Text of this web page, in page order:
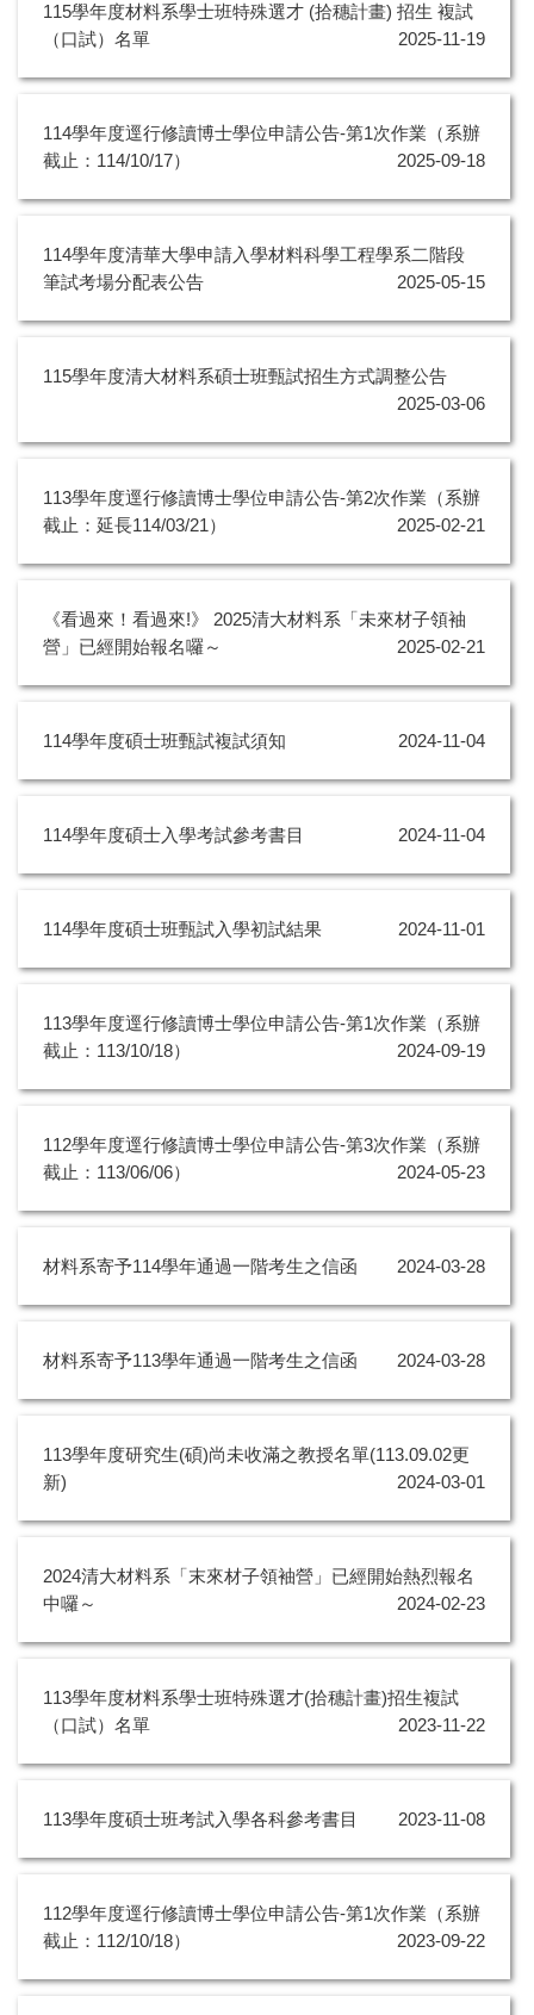
115學年度材料系學士班特殊選才 (拾穗計畫) 招生 複試
（口試）名單
2025-11-19
114學年度逕行修讀博士學位申請公告-第1次作業（系辦
截止：114/10/17）
2025-09-18
114學年度清華大學申請入學材料科學工程學系二階段
筆試考場分配表公告
2025-05-15
115學年度清大材料系碩士班甄試招生方式調整公告
2025-03-06
113學年度逕行修讀博士學位申請公告-第2次作業（系辦
截止：延長114/03/21）
2025-02-21
《看過來！看過來!》 2025清大材料系「未來材子領袖
營」已經開始報名囉～
2025-02-21
114學年度碩士班甄試複試須知 2024-11-04
114學年度碩士入學考試參考書目 2024-11-04
114學年度碩士班甄試入學初試結果 2024-11-01
113學年度逕行修讀博士學位申請公告-第1次作業（系辦
截止：113/10/18）
2024-09-19
112學年度逕行修讀博士學位申請公告-第3次作業（系辦
截止：113/06/06）
2024-05-23
材料系寄予114學年通過一階考生之信函 2024-03-28
材料系寄予113學年通過一階考生之信函 2024-03-28
113學年度研究生(碩)尚未收滿之教授名單(113.09.02更
新)
2024-03-01
2024清大材料系「末來材子領袖營」已經開始熱烈報名
中囉～
2024-02-23
113學年度材料系學士班特殊選才(拾穗計畫)招生複試
（口試）名單
2023-11-22
113學年度碩士班考試入學各科參考書目 2023-11-08
112學年度逕行修讀博士學位申請公告-第1次作業（系辦
截止：112/10/18）
2023-09-22